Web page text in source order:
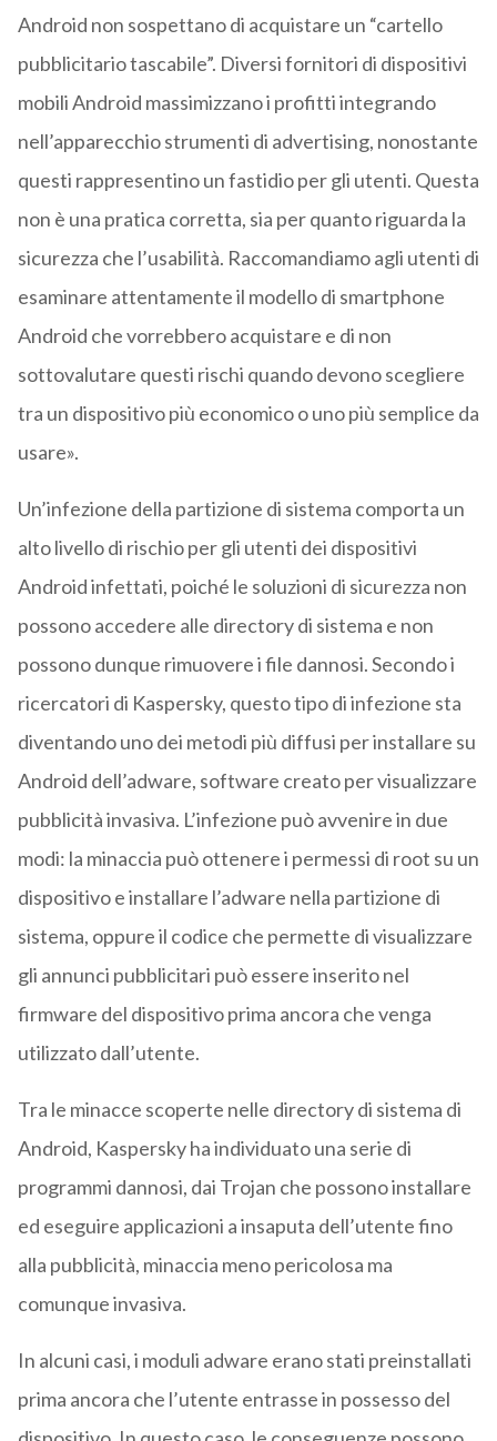
Android non sospettano di acquistare un “cartello
pubblicitario tascabile”. Diversi fornitori di dispositivi
mobili Android massimizzano i profitti integrando
nell’apparecchio strumenti di advertising, nonostante
questi rappresentino un fastidio per gli utenti. Questa
non è una pratica corretta, sia per quanto riguarda la
sicurezza che l’usabilità. Raccomandiamo agli utenti di
esaminare attentamente il modello di smartphone
Android che vorrebbero acquistare e di non
sottovalutare questi rischi quando devono scegliere
tra un dispositivo più economico o uno più semplice da
usare».
Un’infezione della partizione di sistema comporta un
alto livello di rischio per gli utenti dei dispositivi
Android infettati, poiché le soluzioni di sicurezza non
possono accedere alle directory di sistema e non
possono dunque rimuovere i file dannosi. Secondo i
ricercatori di Kaspersky, questo tipo di infezione sta
diventando uno dei metodi più diffusi per installare su
Android dell’adware, software creato per visualizzare
pubblicità invasiva. L’infezione può avvenire in due
modi: la minaccia può ottenere i permessi di root su un
dispositivo e installare l’adware nella partizione di
sistema, oppure il codice che permette di visualizzare
gli annunci pubblicitari può essere inserito nel
firmware del dispositivo prima ancora che venga
utilizzato dall’utente.
Tra le minacce scoperte nelle directory di sistema di
Android, Kaspersky ha individuato una serie di
programmi dannosi, dai Trojan che possono installare
ed eseguire applicazioni a insaputa dell’utente fino
alla pubblicità, minaccia meno pericolosa ma
comunque invasiva.
In alcuni casi, i moduli adware erano stati preinstallati
prima ancora che l’utente entrasse in possesso del